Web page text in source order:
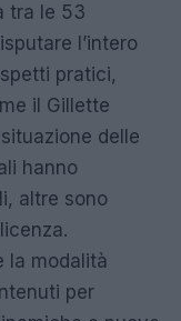
tra le 53
l’intero
pratici,
il Gillette
delle
hanno
altre sono
la modalità
per